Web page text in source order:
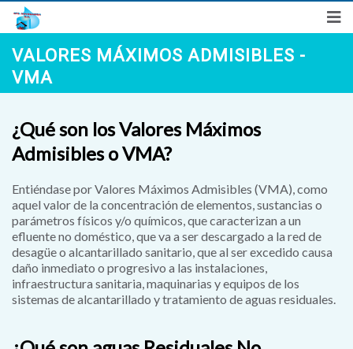
Síguenos en
"Año de la Esperanza y el Fortalecimiento de la Democracia"
Denuncias Ciudadanas Preguntas Frecuentes Correo
VALORES MÁXIMOS ADMISIBLES -
VMA
¿Qué son los Valores Máximos
Admisibles o VMA?
Entiéndase por Valores Máximos Admisibles (VMA), como
aquel valor de la concentración de elementos, sustancias o
parámetros físicos y/o químicos, que caracterizan a un
efluente no doméstico, que va a ser descargado a la red de
desagüe o alcantarillado sanitario, que al ser excedido causa
daño inmediato o progresivo a las instalaciones,
infraestructura sanitaria, maquinarias y equipos de los
sistemas de alcantarillado y tratamiento de aguas residuales.